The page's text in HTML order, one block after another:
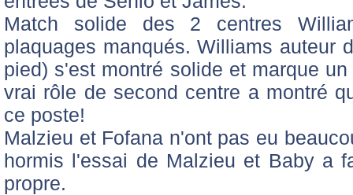
Match solide des 2 centres
plaquages manqués. Williams auteur
pied) s'est montré solide et marque
vrai rôle de second centre a montré
ce poste!
Malzieu et Fofana n'ont pas eu
hormis l'essai de Malzieu et Baby a
propre.